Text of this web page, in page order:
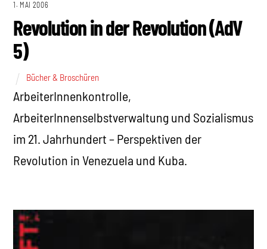
1. MAI 2006
Revolution in der Revolution (AdV
5)
Bücher & Broschüren
ArbeiterInnenkontrolle,
ArbeiterInnenselbstverwaltung und Sozialismus
im 21. Jahrhundert – Perspektiven der
Revolution in Venezuela und Kuba.